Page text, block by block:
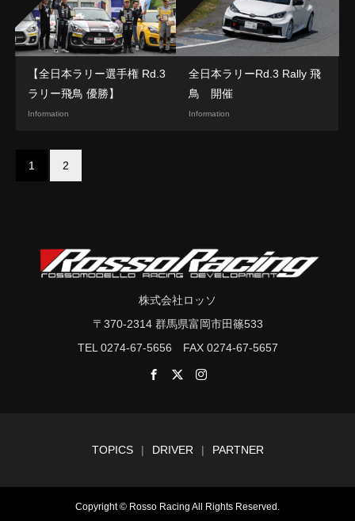
【全日本ラリー選手権 Rd.3
ラリー飛鳥 優勝】
Information
全日本ラリーRd.3 Rally 飛
鳥 開催
Information
1 2
株式会社ロッソ
〒370-2314 群馬県富岡市田篠533
TEL 0274-67-5656 FAX 0274-67-5657
TOPICS DRIVER PARTNER
Copyright © Rosso Racing All Rights Reserved.